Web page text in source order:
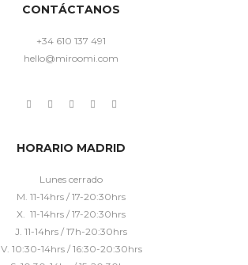
CONTÁCTANOS
+34 610 137 491
hello@miroomi.com
HORARIO MADRID
Lunes cerrado
M. 11-14hrs / 17-20:30hrs
X. 11-14hrs / 17-20:30hrs
J. 11-14hrs / 17h-20:30hrs
V. 10:30-14hrs / 16:30-20:30hrs